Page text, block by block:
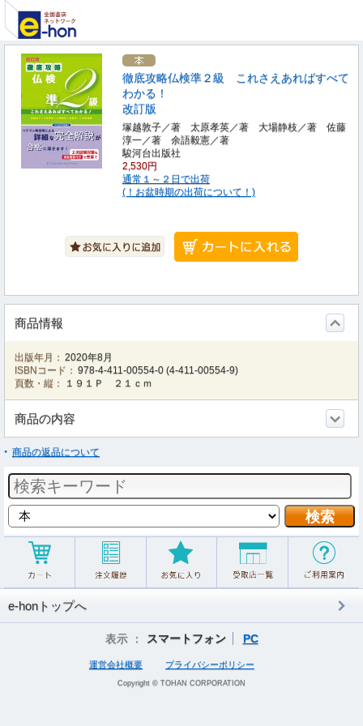
徹底攻略仏検準２級 これさえあればすべて
わかる！
改訂版
塚越敦子／著 太原孝英／著 大場静枝／著 佐藤
淳一／著 余語毅憲／著
駿河台出版社
2,530円
通常１～２日で出荷
(！お盆時期の出荷について！)
商品情報
出版年月： 2020年8月
ISBNコード： 978-4-411-00554-0 (4-411-00554-9)
頁数・縦：
１９１Ｐ ２１ｃｍ
商品の内容
商品の返品について
e-honトップへ
表示 ： スマートフォン PC
運営会社概要 プライバシーポリシー
Copyright © TOHAN CORPORATION